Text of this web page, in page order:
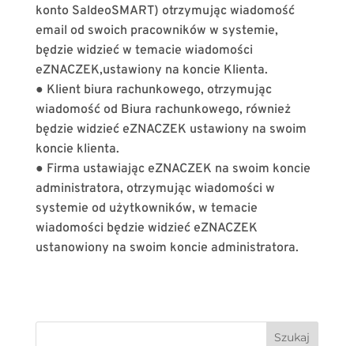
konto SaldeoSMART) otrzymując wiadomość
email od swoich pracowników w systemie,
będzie widzieć w temacie wiadomości
eZNACZEK,ustawiony na koncie Klienta.
● Klient biura rachunkowego, otrzymując
wiadomość od Biura rachunkowego, również
będzie widzieć eZNACZEK ustawiony na swoim
koncie klienta.
● Firma ustawiając eZNACZEK na swoim koncie
administratora, otrzymując wiadomości w
systemie od użytkowników, w temacie
wiadomości będzie widzieć eZNACZEK
ustanowiony na swoim koncie administratora.